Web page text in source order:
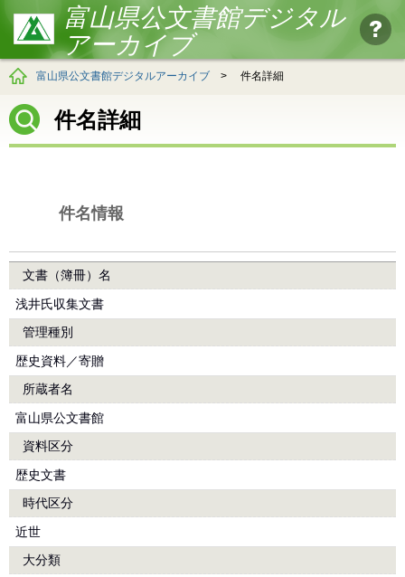
富山県公文書館デジタル
アーカイブ
富山県公文書館デジタルアーカイブ > 件名詳細
件名詳細
件名情報
文書（簿冊）名
浅井氏収集文書
管理種別
歴史資料／寄贈
所蔵者名
富山県公文書館
資料区分
歴史文書
時代区分
近世
大分類